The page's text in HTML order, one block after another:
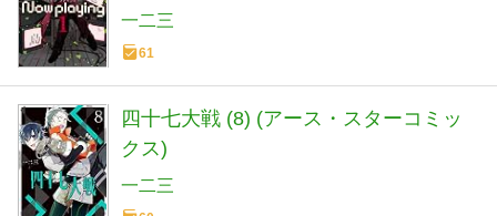
一二三
61
四十七大戦 (8) (アース・スターコミッ
クス)
一二三